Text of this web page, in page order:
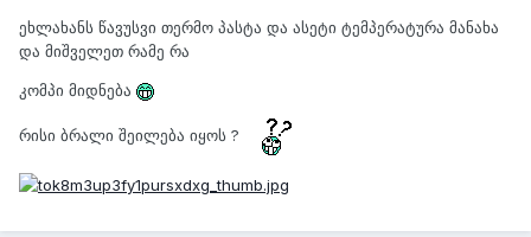
ეხლახანს წავუსვი თერმო პასტა და ასეტი ტემპერატურა მანახა
და მიშველეთ რამე რა
კომპი მიდნება
რისი ბრალი შეილება იყოს ?